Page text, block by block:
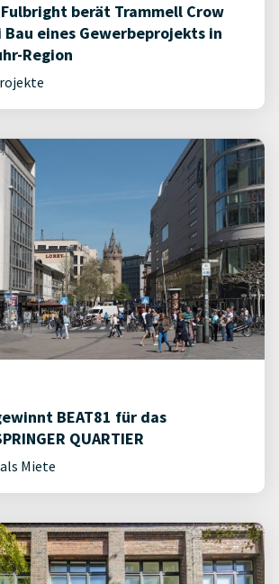
berät Trammell Crow
Bau eines Gewerbeprojekts in
Region
BEAT81 für das
QUARTIER
Miete